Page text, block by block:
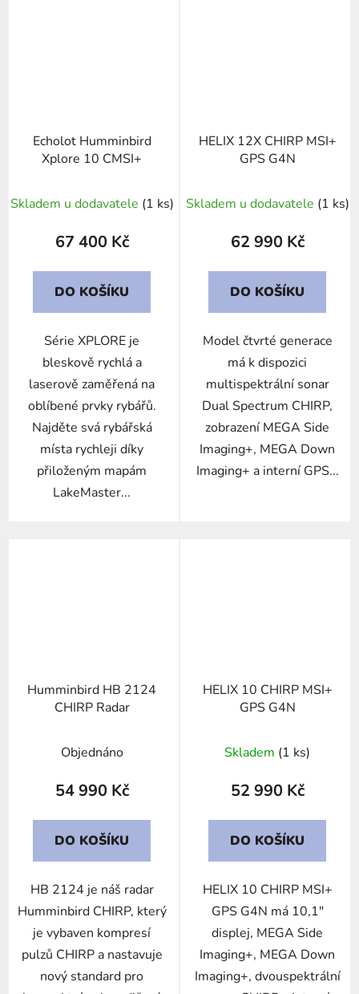
Echolot Humminbird
Xplore 10 CMSI+
Skladem u dodavatele (1 ks)
67 400 Kč
DO KOŠÍKU
Série XPLORE je
bleskově rychlá a
laserově zaměřená na
oblíbené prvky rybářů.
Najděte svá rybářská
místa rychleji díky
přiloženým mapám
LakeMaster...
HELIX 12X CHIRP MSI+
GPS G4N
Skladem u dodavatele (1 ks)
62 990 Kč
DO KOŠÍKU
Model čtvrté generace
má k dispozici
multispektrální sonar
Dual Spectrum CHIRP,
zobrazení MEGA Side
Imaging+, MEGA Down
Imaging+ a interní GPS...
Humminbird HB 2124
CHIRP Radar
Objednáno
54 990 Kč
DO KOŠÍKU
HB 2124 je náš radar
Humminbird CHIRP, který
je vybaven kompresí
pulzů CHIRP a nastavuje
nový standard pro
HELIX 10 CHIRP MSI+
GPS G4N
Skladem (1 ks)
52 990 Kč
DO KOŠÍKU
HELIX 10 CHIRP MSI+
GPS G4N má 10,1"
displej, MEGA Side
Imaging+, MEGA Down
Imaging+, dvouspektrální